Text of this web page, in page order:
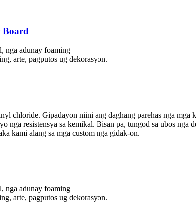
Board
nga adunay foaming
arte, pagputos ug dekorasyon.
chloride. Gipadayon niini ang daghang parehas nga mga
nga resistensya sa kemikal. Bisan pa, tungod sa ubos nga
kami alang sa mga custom nga gidak-on.
nga adunay foaming
arte, pagputos ug dekorasyon.